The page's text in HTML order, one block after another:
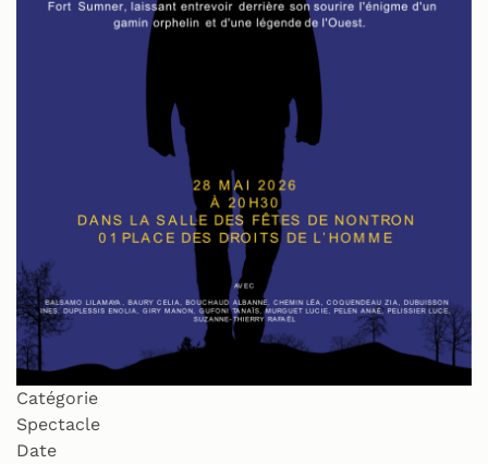
Catégorie
Spectacle
Date